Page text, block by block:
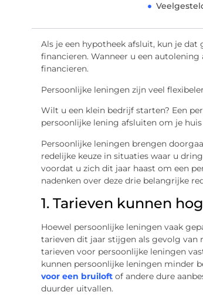
Als je een hypotheek afsluit, kun je
financieren. Wanneer u een
financieren.
Persoonlijke leningen zijn veel
Wilt u een klein bedrijf starten? Een
persoonlijke lening afsluiten om je
Persoonlijke leningen brengen
redelijke keuze in situaties waar u
voordat u zich dit jaar haast om een
nadenken over deze drie belangrijke
1. Tarieven kunnen
Hoewel persoonlijke leningen vaak
tarieven dit jaar stijgen als gevolg van
tarieven voor persoonlijke leningen
kunnen persoonlijke leningen minder
voor een bruiloftof andere dure
duurder uitvallen.